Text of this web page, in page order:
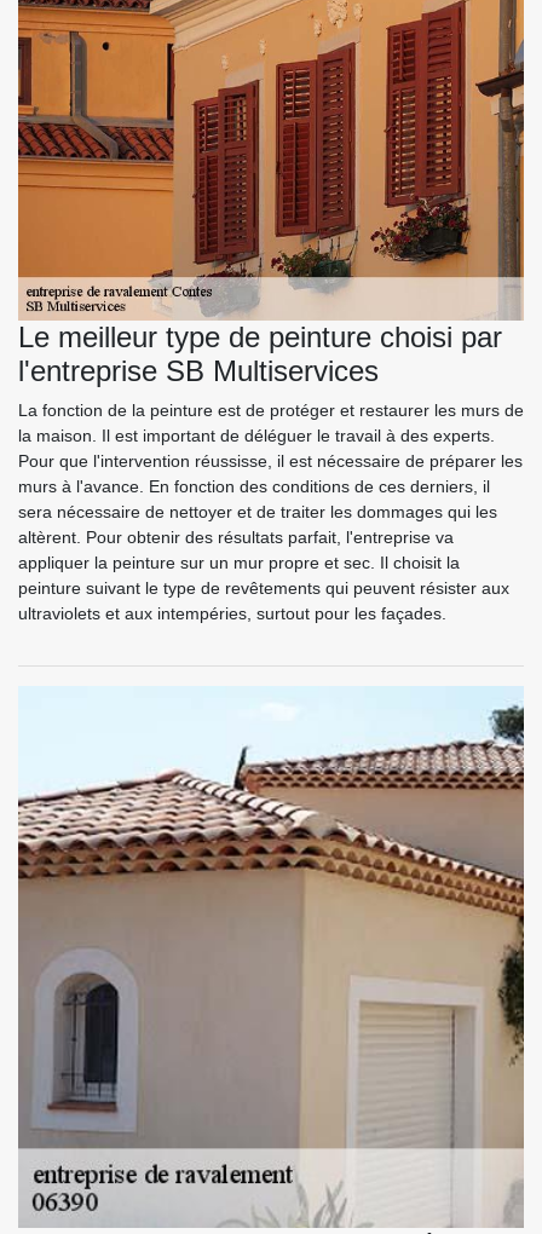
Le meilleur type de peinture choisi par
l'entreprise SB Multiservices
La fonction de la peinture est de protéger et restaurer les murs de
la maison. Il est important de déléguer le travail à des experts.
Pour que l'intervention réussisse, il est nécessaire de préparer les
murs à l'avance. En fonction des conditions de ces derniers, il
sera nécessaire de nettoyer et de traiter les dommages qui les
altèrent. Pour obtenir des résultats parfait, l'entreprise va
appliquer la peinture sur un mur propre et sec. Il choisit la
peinture suivant le type de revêtements qui peuvent résister aux
ultraviolets et aux intempéries, surtout pour les façades.